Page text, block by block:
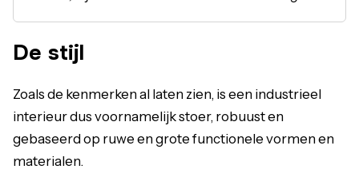
De stijl
Zoals de kenmerken al laten zien, is een industrieel
interieur dus voornamelijk stoer, robuust en
gebaseerd op ruwe en grote functionele vormen en
materialen.